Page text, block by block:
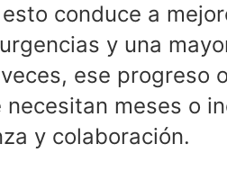
conduce a
y una
ese progreso
meses o
y colaboración.